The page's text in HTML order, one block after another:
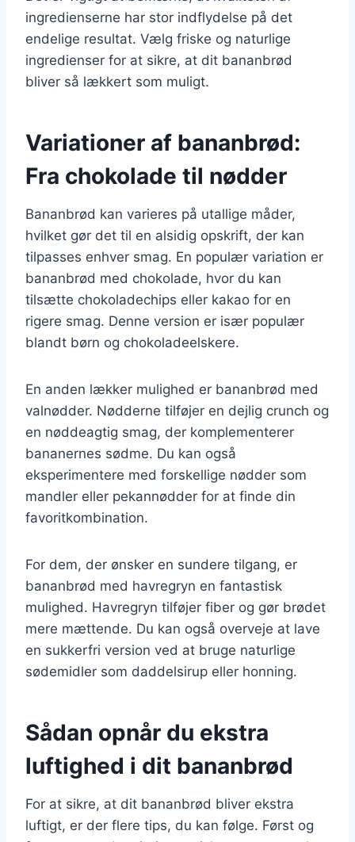
ingredienserne har stor indflydelse på det
endelige resultat. Vælg friske og naturlige
ingredienser for at sikre, at dit bananbrød
bliver så lækkert som muligt.
Variationer af bananbrød:
Fra chokolade til nødder
Bananbrød kan varieres på utallige måder,
hvilket gør det til en alsidig opskrift, der kan
tilpasses enhver smag. En populær variation er
bananbrød med chokolade, hvor du kan
tilsætte chokoladechips eller kakao for en
rigere smag. Denne version er især populær
blandt børn og chokoladeelskere.
En anden lækker mulighed er bananbrød med
valnødder. Nødderne tilføjer en dejlig crunch og
en nøddeagtig smag, der komplementerer
bananernes sødme. Du kan også
eksperimentere med forskellige nødder som
mandler eller pekannødder for at finde din
favoritkombination.
For dem, der ønsker en sundere tilgang, er
bananbrød med havregryn en fantastisk
mulighed. Havregryn tilføjer fiber og gør brødet
mere mættende. Du kan også overveje at lave
en sukkerfri version ved at bruge naturlige
sødemidler som daddelsirup eller honning.
Sådan opnår du ekstra
luftighed i dit bananbrød
For at sikre, at dit bananbrød bliver ekstra
luftigt, er der flere tips, du kan følge. Først og